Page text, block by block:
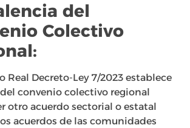
del
Colectivo
Real Decreto-Ley 7/2023 establece
convenio colectivo regional
otro acuerdo sectorial o estatal
acuerdos de las comunidades